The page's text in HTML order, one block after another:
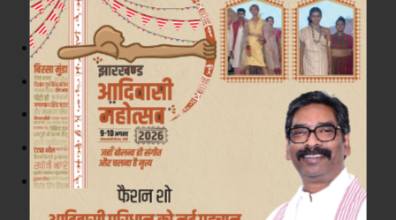
अध्यक्ष: अजय नाथ शाहदेव
उपाध्यक्ष: संजय पांडे
सचिव: सौरभ तिवारी (पूर्व अंतरराष्ट्रीय क्रिकेटर)
सहसचिव: शाहबाज नदीम (पूर्व अंतरराष्ट्रीय क्रिकेटर)
कोषाध्यक्ष: अमिताभ घोष